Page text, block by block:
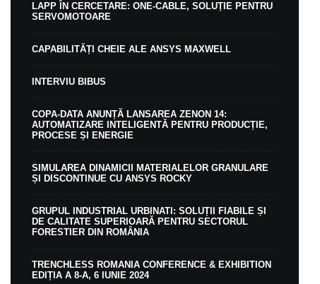
LAPP ÎN CERCETARE: ONE-CABLE, SOLUȚIE PENTRU
SERVOMOTOARE
CAPABILITĂȚI CHEIE ALE ANSYS MAXWELL
INTERVIU BIBUS
COPA-DATA ANUNȚĂ LANSAREA ZENON 14:
AUTOMATIZARE INTELIGENTĂ PENTRU PRODUCȚIE,
PROCESE ȘI ENERGIE
SIMULAREA DINAMICII MATERIALELOR GRANULARE
ȘI DISCONTINUE CU ANSYS ROCKY
GRUPUL INDUSTRIAL URBINATI: SOLUȚII FIABILE ȘI
DE CALITATE SUPERIOARĂ PENTRU SECTORUL
FORESTIER DIN ROMÂNIA
TRENCHLESS ROMANIA CONFERENCE & EXHIBITION
EDIȚIA A 8-A, 6 IUNIE 2024